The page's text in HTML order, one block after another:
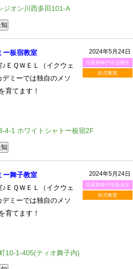
ジオン川西多田101-A
2024年5月24日
兵庫県神戸市須磨区
幼児教室
ー板宿教室
ＥＱＷＥＬ（イクウェ
ミーでは独自のメソ
育てます！
4-1 ホワイトシャトー板宿2F
2024年5月24日
兵庫県神戸市垂水区
幼児教室
ー舞子教室
ＥＱＷＥＬ（イクウェ
ミーでは独自のメソ
育てます！
10-1-405(ティオ舞子内)